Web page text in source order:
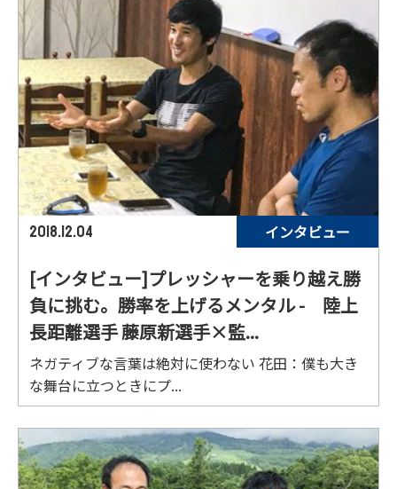
2018.12.04 インタビュー
[インタビュー]プレッシャーを乗り越え勝
負に挑む。勝率を上げるメンタル - 陸上
長距離選手 藤原新選手×監...
ネガティブな言葉は絶対に使わない 花田：僕も大き
な舞台に立つときにプ...